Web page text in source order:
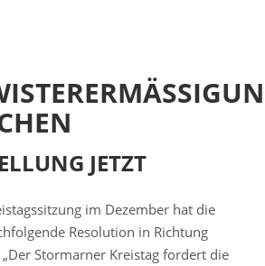
JETZT
im Dezember hat die
Resolution in Richtung
Stormarner Kreistag fordert die